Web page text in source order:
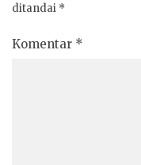
ditandai *
Komentar *